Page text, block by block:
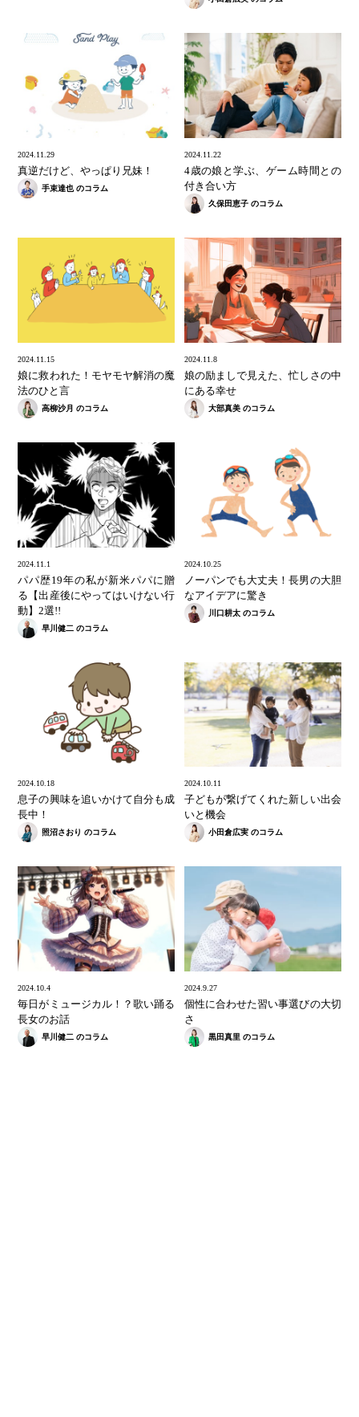
2024.11.29
真逆だけど、やっぱり兄妹！
手束達也 のコラム
2024.11.22
4歳の娘と学ぶ、ゲーム時間との
付き合い方
久保田恵子 のコラム
2024.11.15
娘に救われた！モヤモヤ解消の魔
法のひと言
高柳沙月 のコラム
2024.11.8
娘の励ましで見えた、忙しさの中
にある幸せ
大部真美 のコラム
2024.11.1
パパ歴19年の私が新米パパに贈
る【出産後にやってはいけない行
動】2選!!
早川健二 のコラム
2024.10.25
ノーパンでも大丈夫！長男の大胆
なアイデアに驚き
川口耕太 のコラム
2024.10.18
息子の興味を追いかけて自分も成
長中！
照沼さおり のコラム
2024.10.11
子どもが繋げてくれた新しい出会
いと機会
小田倉広実 のコラム
2024.10.4
毎日がミュージカル！？歌い踊る
長女のお話
早川健二 のコラム
2024.9.27
個性に合わせた習い事選びの大切
さ
黒田真里 のコラム